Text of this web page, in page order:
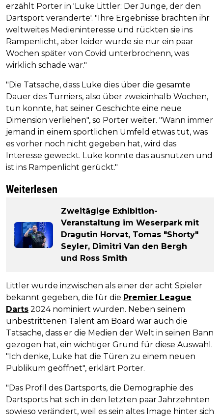
erzählt Porter in 'Luke Littler: Der Junge, der den
Dartsport veränderte'. "Ihre Ergebnisse brachten ihr
weltweites Medieninteresse und rückten sie ins
Rampenlicht, aber leider wurde sie nur ein paar
Wochen später von Covid unterbrochenn, was
wirklich schade war."
"Die Tatsache, dass Luke dies über die gesamte
Dauer des Turniers, also über zweieinhalb Wochen,
tun konnte, hat seiner Geschichte eine neue
Dimension verliehen", so Porter weiter. "Wann immer
jemand in einem sportlichen Umfeld etwas tut, was
es vorher noch nicht gegeben hat, wird das
Interesse geweckt. Luke konnte das ausnutzen und
ist ins Rampenlicht gerückt."
Weiterlesen
Zweitägige Exhibition-
Veranstaltung im Weserpark mit
Dragutin Horvat, Tomas "Shorty"
Seyler, Dimitri Van den Bergh
und Ross Smith
Littler wurde inzwischen als einer der acht Spieler
bekannt gegeben, die für die Premier League
Darts 2024 nominiert wurden. Neben seinem
unbestrittenen Talent am Board war auch die
Tatsache, dass er die Medien der Welt in seinen Bann
gezogen hat, ein wichtiger Grund für diese Auswahl.
"Ich denke, Luke hat die Türen zu einem neuen
Publikum geöffnet", erklärt Porter.
"Das Profil des Dartsports, die Demographie des
Dartsports hat sich in den letzten paar Jahrzehnten
sowieso verändert, weil es sein altes Image hinter sich